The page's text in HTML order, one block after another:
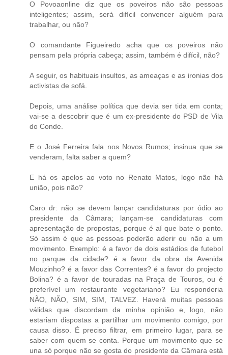
O Povoaonline diz que os poveiros não são pessoas
inteligentes; assim, será difícil convencer alguém para
trabalhar, ou não?
O comandante Figueiredo acha que os poveiros não
pensam pela própria cabeça; assim, também é difícil, não?
A seguir, os habituais insultos, as ameaças e as ironias dos
activistas de sofá.
Depois, uma análise política que devia ser tida em conta;
vai-se a descobrir que é um ex-presidente do PSD de Vila
do Conde.
E o José Ferreira fala nos Novos Rumos; insinua que se
venderam, falta saber a quem?
E há os apelos ao voto no Renato Matos, logo não há
união, pois não?
Caro dr: não se devem lançar candidaturas por ódio ao
presidente da Câmara; lançam-se candidaturas com
apresentação de propostas, porque é aí que bate o ponto.
Só assim é que as pessoas poderão aderir ou não a um
movimento. Exemplo: é a favor de dois estádios de futebol
no parque da cidade? é a favor da obra da Avenida
Mouzinho? é a favor das Correntes? é a favor do projecto
Bolina? é a favor de touradas na Praça de Touros, ou é
preferível um restaurante vegetariano? Eu responderia
NÃO, NÃO, SIM, SIM, TALVEZ. Haverá muitas pessoas
válidas que discordam da minha opinião e, logo, não
estariam dispostas a partilhar um movimento comigo, por
causa disso. É preciso filtrar, em primeiro lugar, para se
saber com quem se conta. Porque um movimento que se
una só porque não se gosta do presidente da Câmara está